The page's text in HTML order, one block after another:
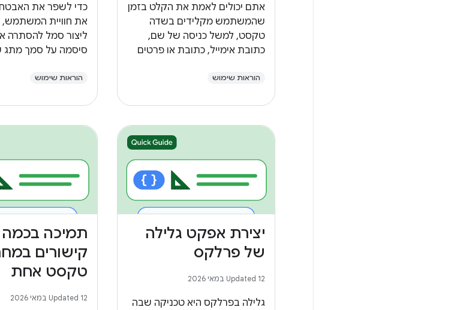
אתם יכולים לאמת את הקלט בזמן
שהמשתמש מקלידים בשדה
טקסט, למשל כניסה של שם,
כתובת אימייל, כתובת או פרטים
מפחית את מספר השגיאות וחוסך
הוראות שימוש
כדי לשפר את
את חוויית המשתמש,
ליצור סמל להסתרה
סיסמה על סמך מתג
הוראות שימוש
יצירת אפקט גלילה
של פרלקס
Updated 12 במאי 2026
גלילה בפרלקס היא טכניקה שבה
תמיכה בכמה
קישורים
טקסט אחת
Updated 12 במאי 2026